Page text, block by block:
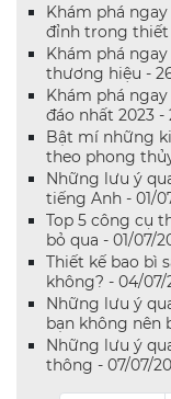
Khám phá
đỉnh trong thiết
Khám phá
thương hiệu -
Khám phá
đáo nhất 2023 -
Bật mí những
theo phong
Những lưu ý
tiếng Anh - 01/
Top 5 công cụ
bỏ qua - 01/07/
Thiết kế bao bì
không? - 04/07/
Những lưu ý
bạn không nên
Những lưu ý
thông - 07/07/